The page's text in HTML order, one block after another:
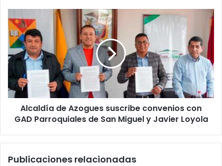
Alcaldía de Azogues suscribe convenios con
GAD Parroquiales de San Miguel y Javier Loyola
Publicaciones relacionadas